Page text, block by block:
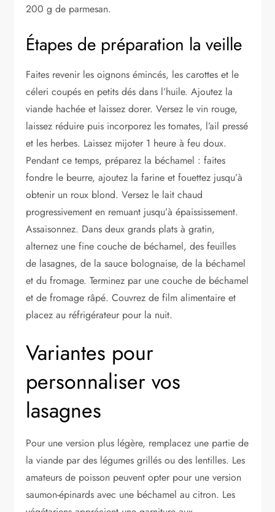
200 g de parmesan.
Étapes de préparation la veille
Faites revenir les oignons émincés, les carottes et le
céleri coupés en petits dés dans l’huile. Ajoutez la
viande hachée et laissez dorer. Versez le vin rouge,
laissez réduire puis incorporez les tomates, l’ail pressé
et les herbes. Laissez mijoter 1 heure à feu doux.
Pendant ce temps, préparez la béchamel : faites
fondre le beurre, ajoutez la farine et fouettez jusqu’à
obtenir un roux blond. Versez le lait chaud
progressivement en remuant jusqu’à épaississement.
Assaisonnez. Dans deux grands plats à gratin,
alternez une fine couche de béchamel, des feuilles
de lasagnes, de la sauce bolognaise, de la béchamel
et du fromage. Terminez par une couche de béchamel
et de fromage râpé. Couvrez de film alimentaire et
placez au réfrigérateur pour la nuit.
Variantes pour
personnaliser vos
lasagnes
Pour une version plus légère, remplacez une partie de
la viande par des légumes grillés ou des lentilles. Les
amateurs de poisson peuvent opter pour une version
saumon-épinards avec une béchamel au citron. Les